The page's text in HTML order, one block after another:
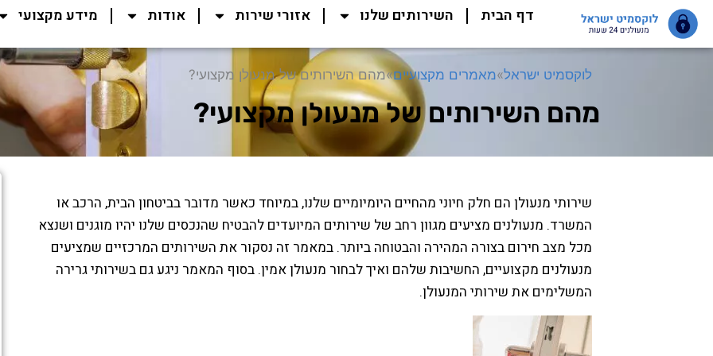
דילוג
לתוכן
דף הבית השירותים שלנו אזורי שירות אודות מידע מקצועי
לוקסמיט ישראל»מאמרים מקצועיים»מהם השירותים של מנעולן מקצועי?
מהם השירותים של מנעולן מקצועי?
שירותי מנעולן הם חלק חיוני מהחיים היומיומיים שלנו, במיוחד כאשר מדובר בביטחון הבית, הרכב או
המשרד. מנעולנים מציעים מגוון רחב של שירותים המיועדים להבטיח שהנכסים שלנו יהיו מוגנים ושנצא
מכל מצב חירום בצורה המהירה והבטוחה ביותר. במאמר זה נסקור את השירותים המרכזיים שמציעים
מנעולנים מקצועיים, החשיבות שלהם ואיך לבחור מנעולן אמין. בסוף המאמר ניגע גם בשירותי גרירה
המשלימים את שירותי המנעולן.